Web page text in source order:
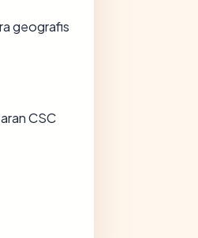
geografis
CSC